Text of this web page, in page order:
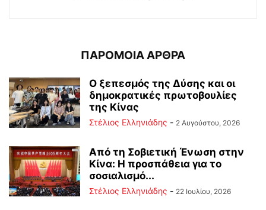
ΠΑΡΟΜΟΙΑ ΑΡΘΡΑ
Ο ξεπεσμός της Δύσης και οι
δημοκρατικές πρωτοβουλίες
της Κίνας
Στέλιος Ελληνιάδης - 2 Αυγούστου, 2026
Από τη Σοβιετική Ένωση στην
Κίνα: Η προσπάθεια για το
σοσιαλισμό...
Στέλιος Ελληνιάδης - 22 Ιουλίου, 2026